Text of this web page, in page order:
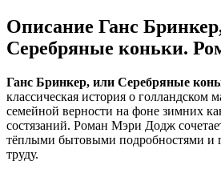
Описание Ганс
Серебряные коньки.
Ганс Бринкер, или Серебряные
классическая история о голландском
семейной верности на фоне зимних
состязаний. Роман Мэри Додж
тёплыми бытовыми подробностями и
труду.